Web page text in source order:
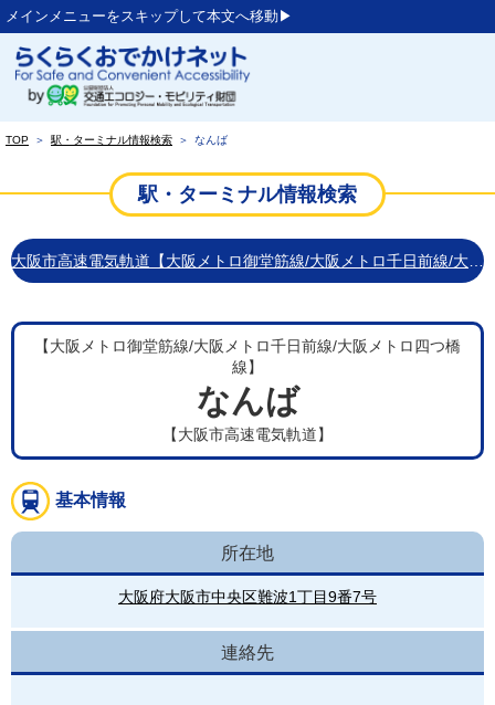
メインメニューをスキップして本文へ移動▶︎
TOP ＞ 駅・ターミナル情報検索 ＞ なんば
駅・ターミナル情報検索
大阪市高速電気軌道【大阪メトロ御堂筋線/大阪メトロ千日前線/大阪メトロ四つ橋線】
【大阪メトロ御堂筋線/大阪メトロ千日前線/大阪メトロ四つ橋
線】
なんば
【大阪市高速電気軌道】
基本情報
所在地
大阪府大阪市中央区難波1丁目9番7号
連絡先